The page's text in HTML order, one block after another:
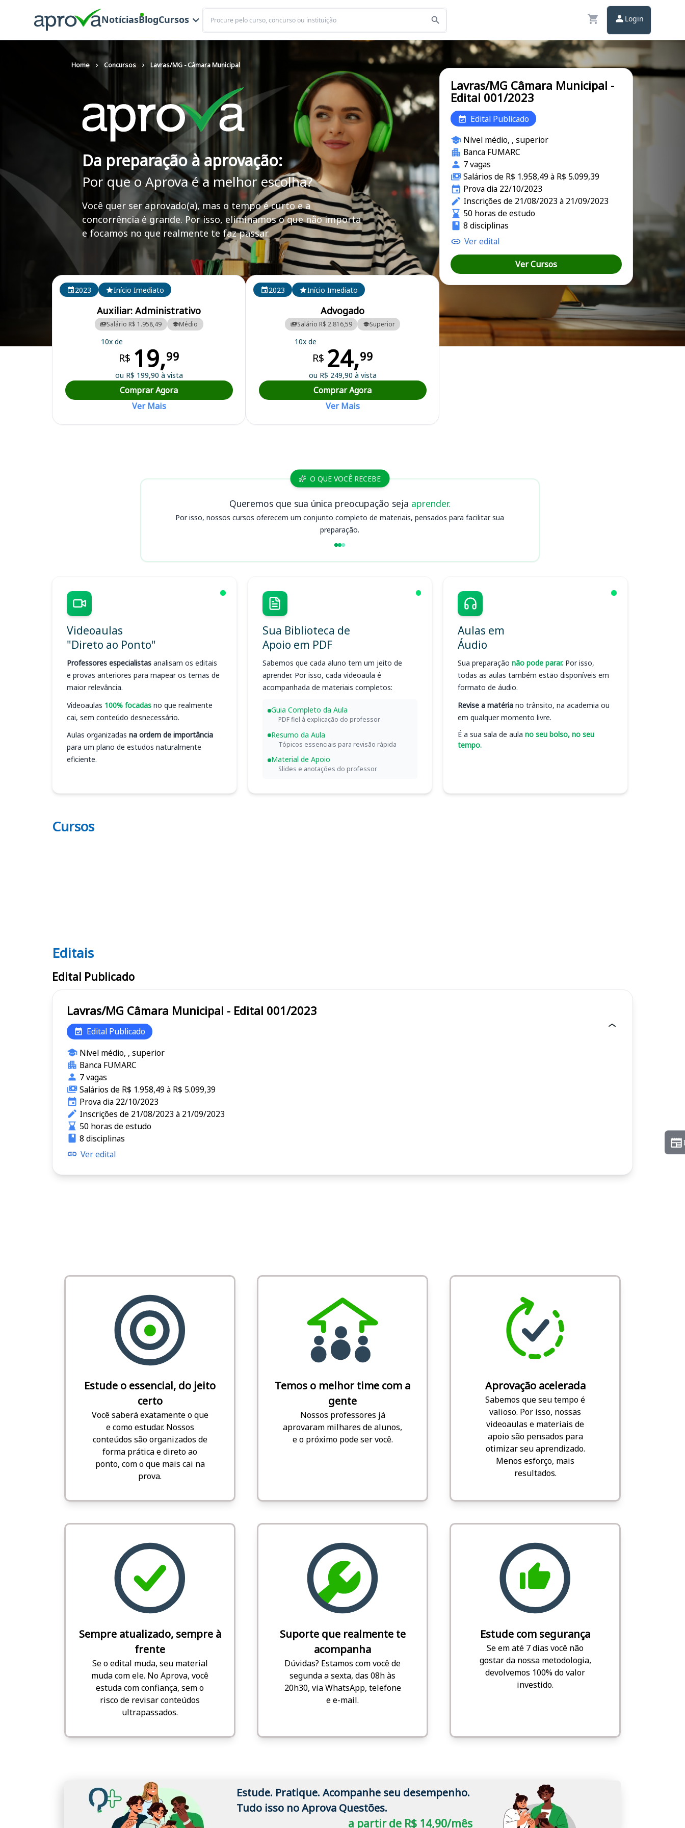
NotíciasBlogCursos
Buscar
Login
Home Concursos Lavras/MG - Câmara Municipal
Da preparação à aprovação:
Por que o Aprova é a melhor escolha?
Você quer ser aprovado(a), mas o tempo é curto e a
concorrência é grande. Por isso, eliminamos o que não importa
e focamos no que realmente te faz passar.
Curso Preparatório para o Concurso Lavras/MG - Câmara Municipal
Cursos em destaque para passar no concurso
2023
Início Imediato
Auxiliar: Administrativo
Salário R$ 1.958,49 Médio
10x de
R$ 19,99
ou R$ 199,90 à vista
Comprar Agora
Ver Mais
2023 Início Imediato
Advogado
Salário R$ 2.816,59 Superior
10x de
R$ 24,99
ou R$ 249,90 à vista
Comprar Agora
Ver Mais
Lavras/MG Câmara Municipal -
Edital 001/2023
Edital Publicado
Nível médio, , superior
Banca FUMARC
7 vagas
Salários de R$ 1.958,49 à R$ 5.099,39
Prova dia 22/10/2023
Inscrições de 21/08/2023 à 21/09/2023
50 horas de estudo
8 disciplinas
Ver edital
Ver Cursos
O QUE VOCÊ RECEBE
Queremos que sua única preocupação seja aprender.
Por isso, nossos cursos oferecem um conjunto completo de materiais, pensados para facilitar sua
preparação.
Videoaulas
"Direto ao Ponto"
Professores especialistas analisam os editais
e provas anteriores para mapear os temas de
maior relevância.
Videoaulas 100% focadas no que realmente
cai, sem conteúdo desnecessário.
Aulas organizadas na ordem de importância
para um plano de estudos naturalmente
eficiente.
Sua Biblioteca de
Apoio em PDF
Sabemos que cada aluno tem um jeito de
aprender. Por isso, cada videoaula é
acompanhada de materiais completos:
Guia Completo da Aula
PDF fiel à explicação do professor
Resumo da Aula
Tópicos essenciais para revisão rápida
Material de Apoio
Slides e anotações do professor
Aulas em
Áudio
Sua preparação não pode parar. Por isso,
todas as aulas também estão disponíveis em
formato de áudio.
Revise a matéria no trânsito, na academia ou
em qualquer momento livre.
É a sua sala de aula no seu bolso, no seu
tempo.
Cursos
Editais
Editais
Edital Publicado
Lavras/MG Câmara Municipal - Edital 001/2023
Edital Publicado
Nível médio, , superior
Banca FUMARC
7 vagas
Salários de R$ 1.958,49 à R$ 5.099,39
Prova dia 22/10/2023
Inscrições de 21/08/2023 à 21/09/2023
50 horas de estudo
8 disciplinas
Ver edital
Estude o essencial, do jeito
certo
Você saberá exatamente o que
e como estudar. Nossos
conteúdos são organizados de
forma prática e direto ao
ponto, com o que mais cai na
prova.
Temos o melhor time com a
gente
Nossos professores já
aprovaram milhares de alunos,
e o próximo pode ser você.
Aprovação acelerada
Sabemos que seu tempo é
valioso. Por isso, nossas
videoaulas e materiais de
apoio são pensados para
otimizar seu aprendizado.
Menos esforço, mais
resultados.
Sempre atualizado, sempre à
frente
Se o edital muda, seu material
muda com ele. No Aprova, você
estuda com confiança, sem o
risco de revisar conteúdos
ultrapassados.
Suporte que realmente te
acompanha
Dúvidas? Estamos com você de
segunda a sexta, das 08h às
20h30, via WhatsApp, telefone
e e-mail.
Estude com segurança
Se em até 7 dias você não
gostar da nossa metodologia,
devolvemos 100% do valor
investido.
Estude. Pratique. Acompanhe seu desempenho.
Tudo isso no Aprova Questões.
a partir de R$ 14,90/mês